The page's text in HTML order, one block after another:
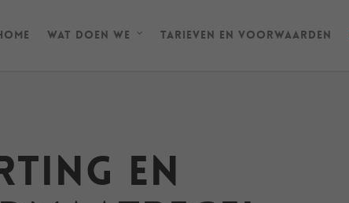
Wat doen we Tarieven en Voorwaarden
en